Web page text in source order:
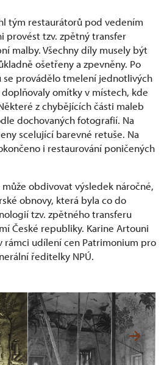
tým restaurátorů pod vedením
provést tzv. zpětný transfer
malby. Všechny díly musely být
ošetřeny a zpevněny. Po
se provádělo tmelení jednotlivých
omítky v místech, kde
z chybějících části maleb
dochovaných fotografií. Na
scelující barevné retuše. Na
i restaurování poničených
obdivovat výsledek náročné,
obnovy, která byla co do
tzv. zpětného transferu
České republiky. Karine Artouni
rámci udílení cen Patrimonium pro
ředitelky NPÚ.